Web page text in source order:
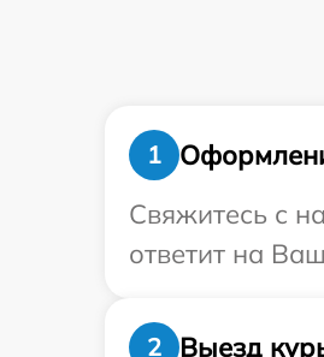
1
Свяжитесь с
ответит на
2
Выезд